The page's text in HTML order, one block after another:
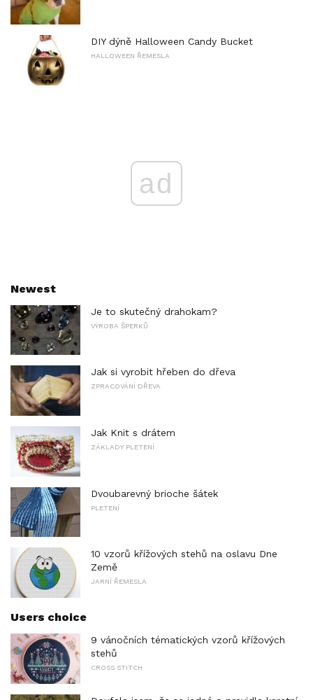
DIY dýně Halloween Candy Bucket
HALLOWEEN ŘEMESLA
ad
Newest
Je to skutečný drahokam?
VÝROBA ŠPERKŮ
Jak si vyrobit hřeben do dřeva
ZPRACOVÁNÍ DŘEVA
Jak Knit s drátem
ZÁKLADY PLETENÍ
Dvoubarevný brioche šátek
PLETENÍ
10 vzorů křížových stehů na oslavu Dne
Země
JARNÍ ŘEMESLA
Users choice
9 vánočních tématických vzorů křížových
stehů
CROSS STITCH